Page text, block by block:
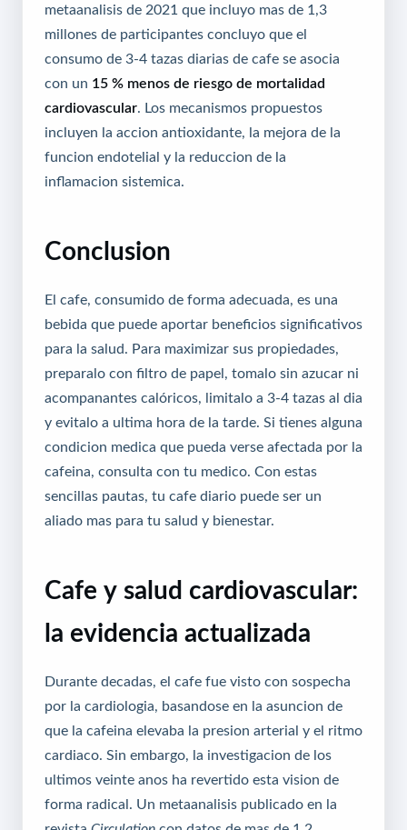
metaanalisis de 2021 que incluyo mas de 1,3
millones de participantes concluyo que el
consumo de 3-4 tazas diarias de cafe se asocia
con un 15 % menos de riesgo de mortalidad
cardiovascular . Los mecanismos propuestos
incluyen la accion antioxidante, la mejora de la
funcion endotelial y la reduccion de la
inflamacion sistemica.
Conclusion
El cafe, consumido de forma adecuada, es una
bebida que puede aportar beneficios significativos
para la salud. Para maximizar sus propiedades,
preparalo con filtro de papel, tomalo sin azucar ni
acompanantes calóricos, limitalo a 3-4 tazas al dia
y evitalo a ultima hora de la tarde. Si tienes alguna
condicion medica que pueda verse afectada por la
cafeina, consulta con tu medico. Con estas
sencillas pautas, tu cafe diario puede ser un
aliado mas para tu salud y bienestar.
Cafe y salud cardiovascular:
la evidencia actualizada
Durante decadas, el cafe fue visto con sospecha
por la cardiologia, basandose en la asuncion de
que la cafeina elevaba la presion arterial y el ritmo
cardiaco. Sin embargo, la investigacion de los
ultimos veinte anos ha revertido esta vision de
forma radical. Un metaanalisis publicado en la